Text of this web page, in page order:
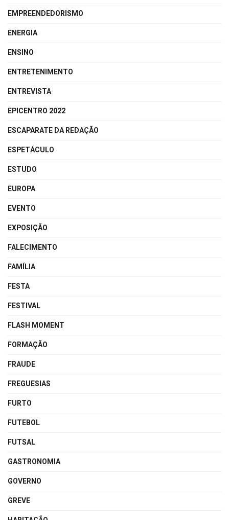
EMPREENDEDORISMO
ENERGIA
ENSINO
ENTRETENIMENTO
ENTREVISTA
EPICENTRO 2022
ESCAPARATE DA REDAÇÃO
ESPETÁCULO
ESTUDO
EUROPA
EVENTO
EXPOSIÇÃO
FALECIMENTO
FAMÍLIA
FESTA
FESTIVAL
FLASH MOMENT
FORMAÇÃO
FRAUDE
FREGUESIAS
FURTO
FUTEBOL
FUTSAL
GASTRONOMIA
GOVERNO
GREVE